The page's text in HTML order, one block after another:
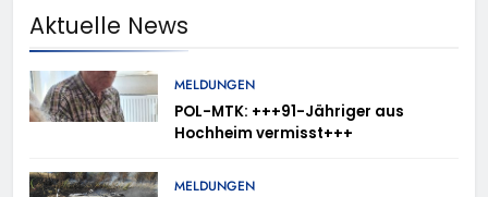
Aktuelle News
MELDUNGEN
POL-MTK: +++91-Jähriger aus
Hochheim vermisst+++
MELDUNGEN